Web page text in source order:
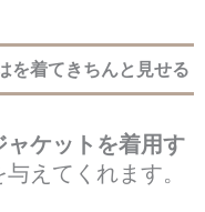
を着てきちんと見せる
ャケットを着用す
えてくれます。